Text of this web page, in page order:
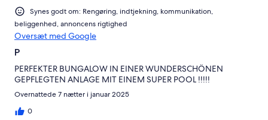
Synes godt om: Rengøring, indtjekning, kommunikation,
beliggenhed, annoncens rigtighed
Oversæt med Google
P
PERFEKTER BUNGALOW IN EINER WUNDERSCHÖNEN
GEPFLEGTEN ANLAGE MIT EINEM SUPER POOL !!!!!
Overnattede 7 nætter i januar 2025
0